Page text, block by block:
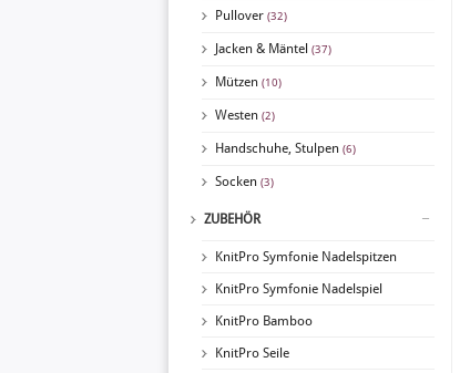
Pullover (32)
Jacken & Mäntel (37)
Mützen (10)
Westen (2)
Handschuhe, Stulpen (6)
Socken (3)
ZUBEHÖR
KnitPro Symfonie Nadelspitzen
KnitPro Symfonie Nadelspiel
KnitPro Bamboo
KnitPro Seile